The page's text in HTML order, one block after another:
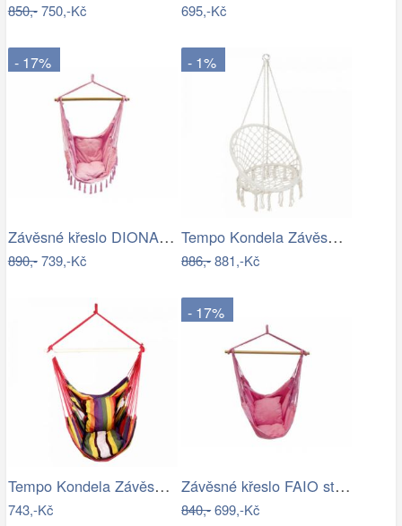
850,-750,-Kč 695,-Kč
- 17%
Závěsné křeslo DIONA starorůžová
890,-739,-Kč
- 1%
Tempo Kondela Závěsné křeslo AMADO 2…
886,-881,-Kč
Tempo Kondela Závěsné houpací křeslo…
743,-Kč
- 17%
Závěsné křeslo FAIO starorůžová
840,-699,-Kč